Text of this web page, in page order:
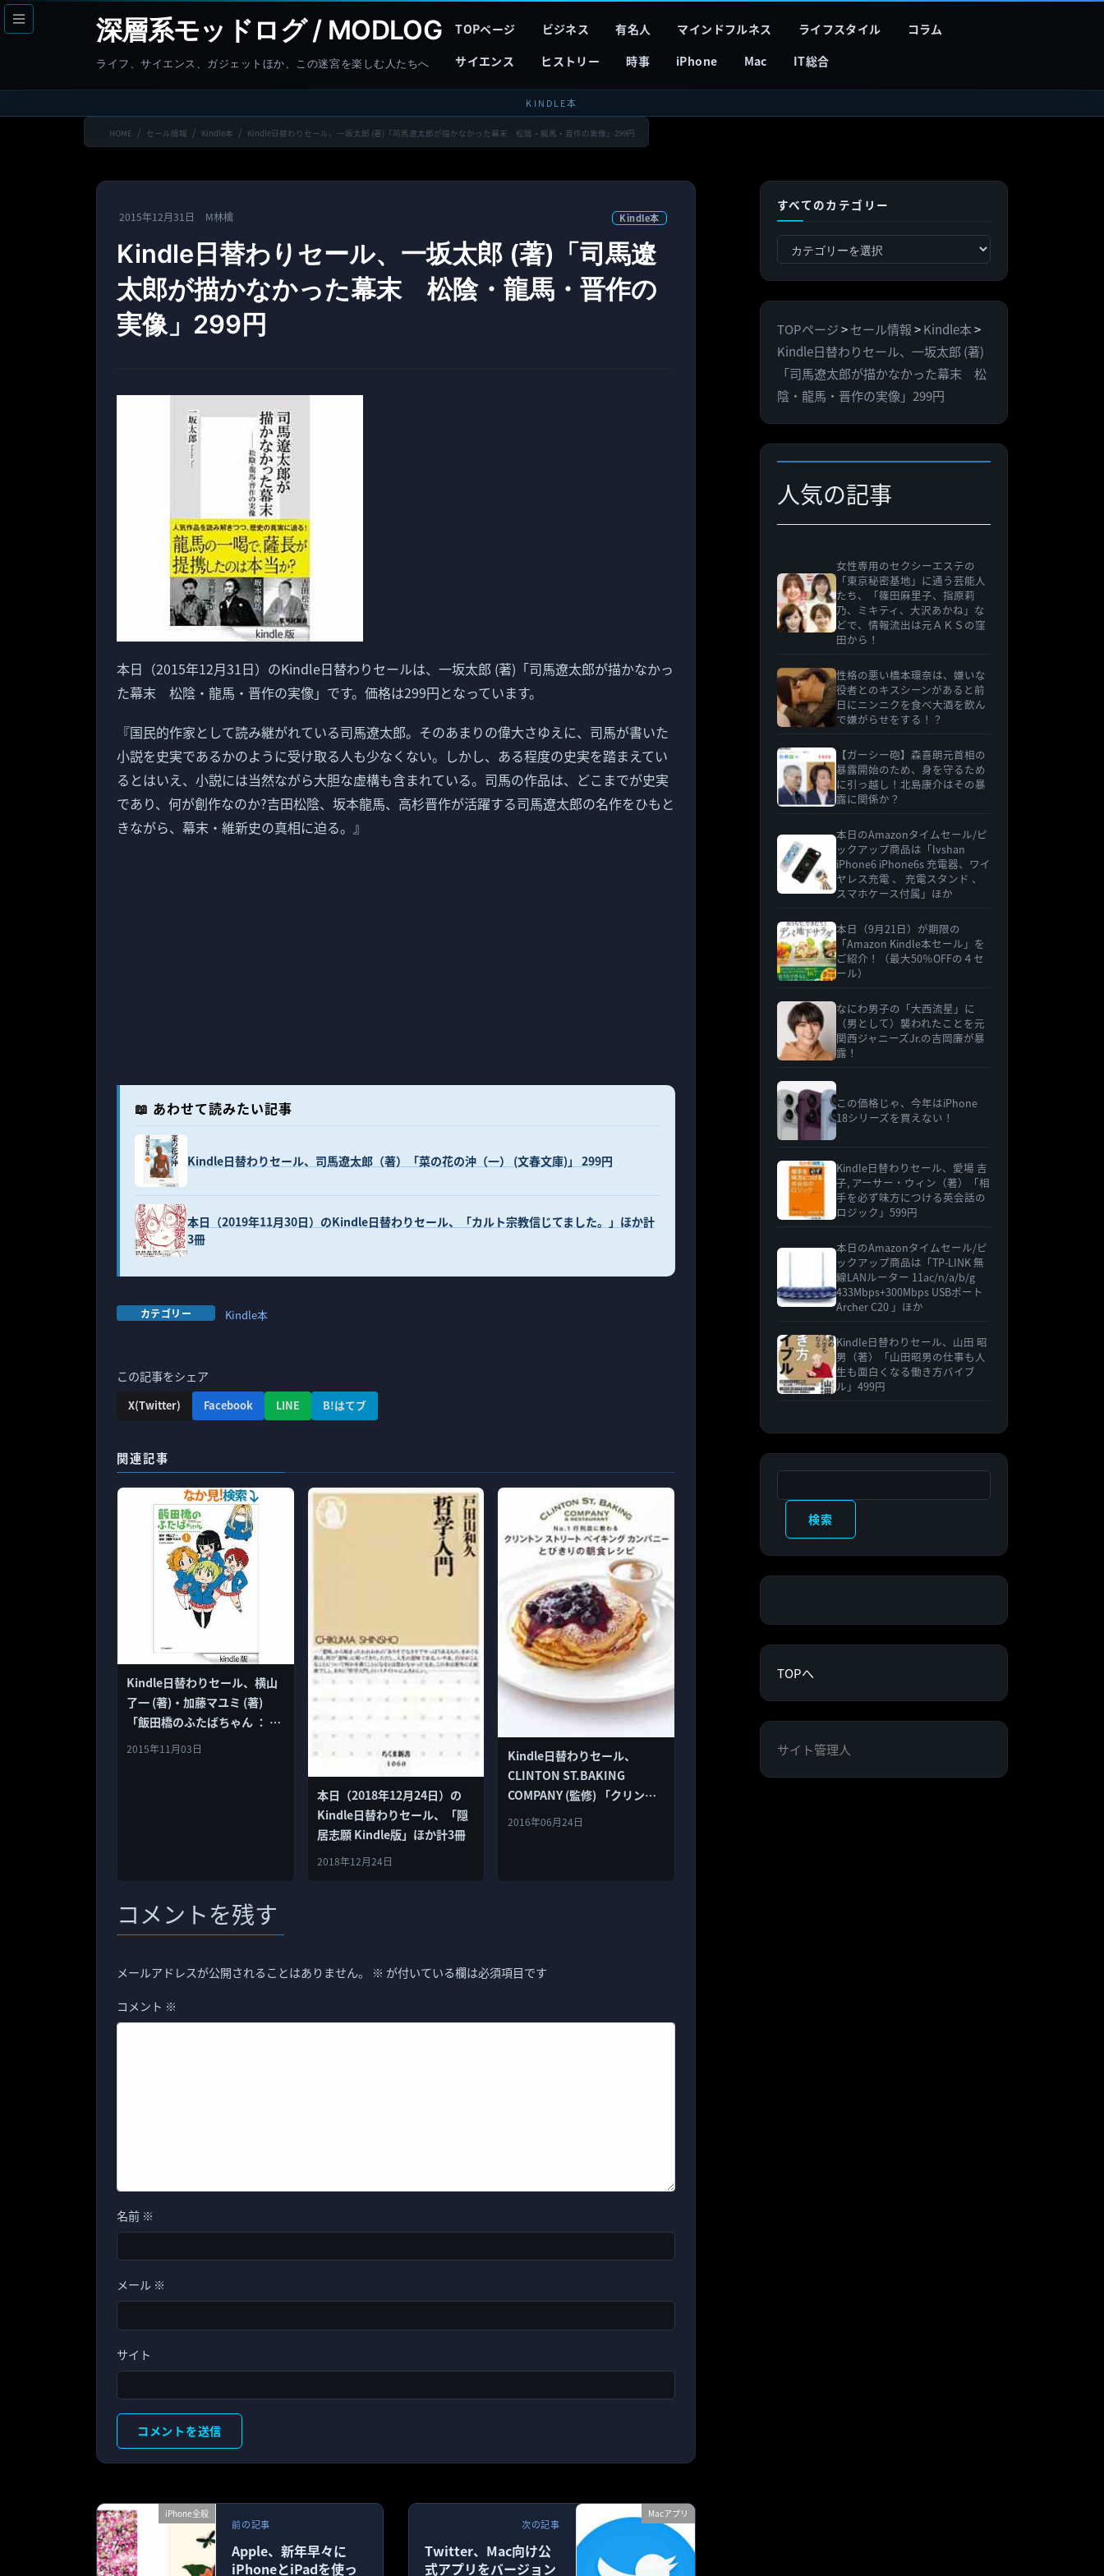
コ
ン
へ
ナ
ビ
ョ
深層系モッドログ / MODLOG
ライフ、サイエンス、ガジェットほか、この迷宮を楽しむ人たちへ
TOPページ ビジネス 有名人 マインドフルネス ライフスタイル
コラム
サイエンス
ヒストリー 時事 iPhone Mac IT総合
KINDLE本
HOME セール情報 Kindle本 Kindle日替わりセール、一坂太郎 (著)「司馬遼太郎が描かなかった幕末 松陰・龍馬・晋作の実像」299円
2015年12月31日 M林檎 Kindle本
Kindle日替わりセール、一坂太郎 (著)「司馬遼
太郎が描かなかった幕末 松陰・龍馬・晋作の
実像」299円
本日（2015年12月31日）のKindle日替わりセールは、一坂太郎 (著)「司馬遼太郎が描かなかっ
た幕末 松陰・龍馬・晋作の実像」です。価格は299円となっています。
『国民的作家として読み継がれている司馬遼太郎。そのあまりの偉大さゆえに、司馬が書いた
小説を史実であるかのように受け取る人も少なくない。しかし、ある程度の史実を踏まえてい
るとはいえ、小説には当然ながら大胆な虚構も含まれている。司馬の作品は、どこまでが史実
であり、何が創作なのか?吉田松陰、坂本龍馬、高杉晋作が活躍する司馬遼太郎の名作をひもと
きながら、幕末・維新史の真相に迫る。』
📖 あわせて読みたい記事
Kindle日替わりセール、司馬遼太郎（著）「菜の花の沖（一） (文春文庫)」 299円
本日（2019年11月30日）のKindle日替わりセール、「カルト宗教信じてました。」ほか計
3冊
カテゴリー Kindle本
この記事をシェア
X(Twitter) Facebook LINE B!はてブ
関連記事
Kindle日替わりセール、横山
了一 (著)・加藤マユミ (著)
「飯田橋のふたばちゃん ： 1
(アクションコミックス)」99
2015年11月03日
本日（2018年12月24日）の
Kindle日替わりセール、「隠
居志願 Kindle版」ほか計3冊
2018年12月24日
Kindle日替わりセール、
CLINTON ST.BAKING
COMPANY (監修) 「クリント
ンストリートベイキングカン
2016年06月24日
コメントを残す
メールアドレスが公開されることはありません。 ※ が付いている欄は必須項目です
コメント ※
名前 ※
メール ※
サイト
iPhone全般
前の記事
Apple、新年早々に
iPhoneとiPadを使っ
Macアプリ
次の記事
Twitter、Mac向け公
式アプリをバージョン
すべてのカテゴリー
べ
カ
テ
ゴ
リ
ー
TOPページ>セール情報>Kindle本>
Kindle日替わりセール、一坂太郎 (著)
「司馬遼太郎が描かなかった幕末 松
陰・龍馬・晋作の実像」299円
人気の記事
女性専用のセクシーエステの
「東京秘密基地」に通う芸能人
たち、「篠田麻里子、指原莉
乃、ミキティ、大沢あかね」な
どで、情報流出は元ＡＫＳの窪
田から！
性格の悪い橋本環奈は、嫌いな
役者とのキスシーンがあると前
日にニンニクを食べ大酒を飲ん
で嫌がらせをする！？
【ガーシー砲】森喜朗元首相の
暴露開始のため、身を守るため
に引っ越し！北島康介はその暴
露に関係か？
本日のAmazonタイムセール/ピ
ックアップ商品は「lvshan
iPhone6 iPhone6s 充電器、ワイ
ヤレス充電 、 充電スタンド 、
スマホケース付属」ほか
本日（9月21日）が期限の
「Amazon Kindle本セール」を
ご紹介！（最大50％OFFの４セ
ール）
なにわ男子の「大西流星」に
（男として）襲われたことを元
関西ジャニーズJr.の吉岡廉が暴
露！
この価格じゃ、今年はiPhone
18シリーズを買えない！
Kindle日替わりセール、愛場 吉
子, アーサー・ウィン（著）「相
手を必ず味方につける英会話の
ロジック」599円
本日のAmazonタイムセール/ピ
ックアップ商品は「TP-LINK 無
線LANルーター 11ac/n/a/b/g
433Mbps+300Mbps USBポート
Archer C20 」ほか
Kindle日替わりセール、山田 昭
男（著）「山田昭男の仕事も人
生も面白くなる働き方バイブ
ル」499円
検索
TOPへ
サイト管理人